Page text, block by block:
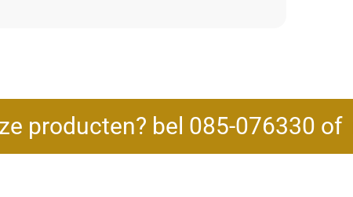
producten? bel 085-076330 of